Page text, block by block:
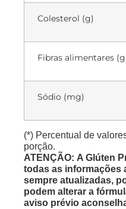
Colesterol (g)
Fibras alimentares
Sódio (mg)
(*) Percentual de
porção.
ATENÇÃO: A Glúten
todas as informações
sempre atualizadas,
podem alterar a
aviso prévio